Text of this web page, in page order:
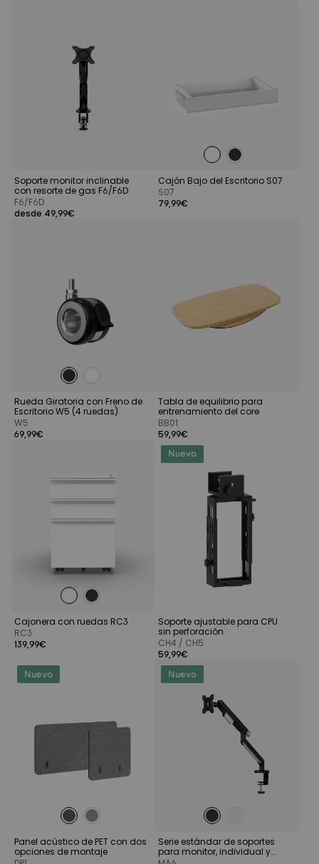
Soporte monitor inclinable
con resorte de gas F6/F6D
F6/F6D
desde 49,99€
Cajón Bajo del Escritorio S07
S07
79,99€
Rueda Giratoria con Freno de
Escritorio W5 (4 ruedas)
W5
69,99€
Tabla de equilibrio para
entrenamiento del core
BB01
59,99€
Cajonera con ruedas RC3
RC3
139,99€
Nuevo
Soporte ajustable para CPU
sin perforación
CH4 / CH5
59,99€
Nuevo
Panel acústico de PET con dos
opciones de montaje
Nuevo
Serie estándar de soportes
para monitor, individual y